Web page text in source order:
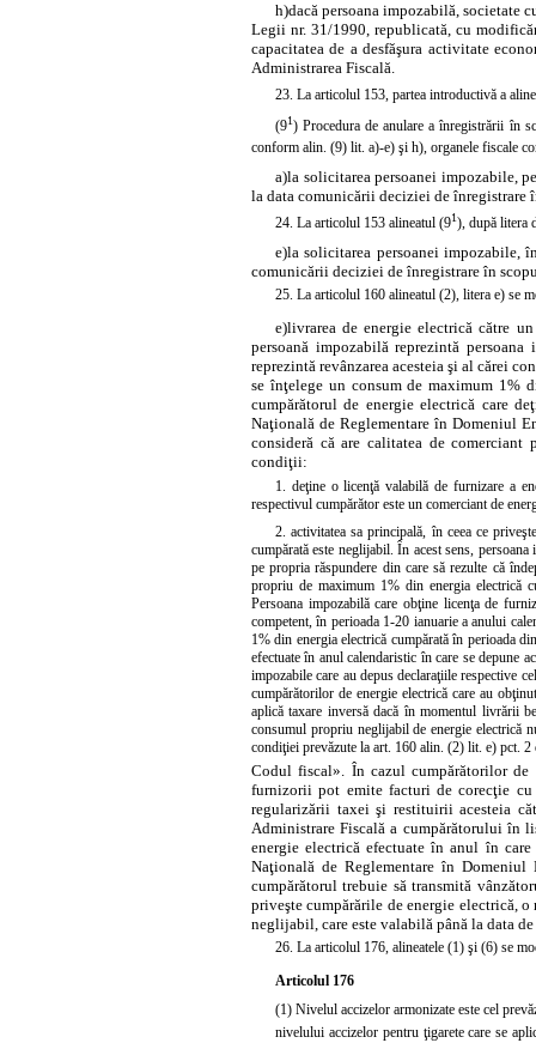
h)dacă persoana impozabilă,
Legii nr. 31/1990, republicată, cu
capacitatea de a desfăşura activitate
Administrarea Fiscală.
23. La articolul 153, partea introductivă a
(91) Procedura de anulare a înregistrării în
conform alin. (9) lit. a)-e) şi h), organele fiscale
a)la solicitarea persoanei impozabile,
la data comunicării deciziei de înregistrare
24. La articolul 153 alineatul (91), după litera
e)la solicitarea persoanei impozabile,
comunicării deciziei de înregistrare în
25. La articolul 160 alineatul (2), litera e) se
e)livrarea de energie electrică către
persoană impozabilă reprezintă
reprezintă revânzarea acesteia şi al cărei
se înţelege un consum de maximum 1%
cumpărătorul de energie electrică care
Naţională de Reglementare în Domeniul
consideră că are calitatea de comerciant
condiţii:
1. deţine o licenţă valabilă de furnizare a
respectivul cumpărător este un comerciant de
2. activitatea sa principală, în ceea ce
cumpărată este neglijabil. În acest sens,
pe propria răspundere din care să rezulte că
propriu de maximum 1% din energia electrică
Persoana impozabilă care obţine licenţa de
competent, în perioada 1-20 ianuarie a anului
1% din energia electrică cumpărată în perioada
efectuate în anul calendaristic în care se depune
impozabile care au depus declaraţiile respective
cumpărătorilor de energie electrică care au
aplică taxare inversă dacă în momentul livrării
consumul propriu neglijabil de energie electrică
condiţiei prevăzute la art. 160 alin. (2) lit. e) pct. 2
Codul fiscal». În cazul cumpărătorilor
furnizorii pot emite facturi de corecţie
regularizării taxei şi restituirii acesteia
Administrare Fiscală a cumpărătorului în
energie electrică efectuate în anul în
Naţională de Reglementare în Domeniul
cumpărătorul trebuie să transmită
priveşte cumpărările de energie electrică,
neglijabil, care este valabilă până la data
26. La articolul 176, alineatele (1) şi (6) se
Articolul 176
(1) Nivelul accizelor armonizate este cel
nivelului accizelor pentru ţigarete care se